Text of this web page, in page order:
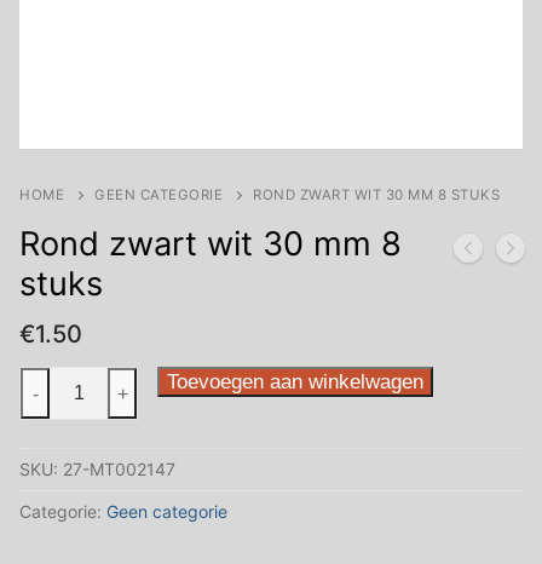
HOME GEEN CATEGORIE ROND ZWART WIT 30 MM 8 STUKS
Rond zwart wit 30 mm 8
stuks
€1.50
zwart
30
mm
- + Toevoegen aan winkelwagen
SKU: 27-MT002147
Categorie: Geen categorie